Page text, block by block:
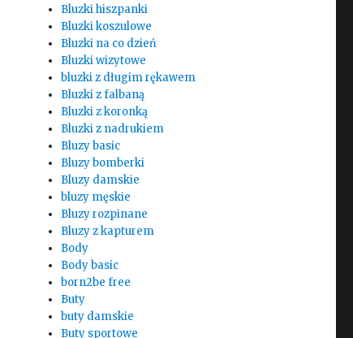
Bluzki hiszpanki
Bluzki koszulowe
Bluzki na co dzień
Bluzki wizytowe
bluzki z długim rękawem
Bluzki z falbaną
Bluzki z koronką
Bluzki z nadrukiem
Bluzy basic
Bluzy bomberki
Bluzy damskie
bluzy męskie
Bluzy rozpinane
Bluzy z kapturem
Body
Body basic
born2be free
Buty
buty damskie
Buty sportowe